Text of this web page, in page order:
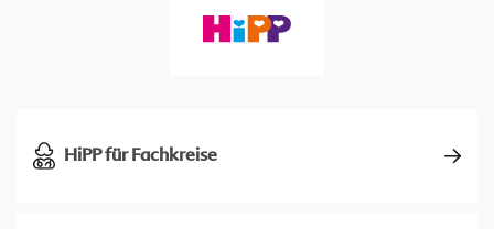
HiPP für Fachkreise